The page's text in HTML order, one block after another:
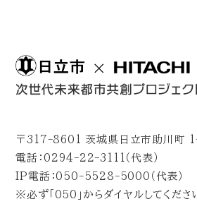
〒317-8601 茨城県日立市助川町
電話：0294-22-3111（代表）
IP電話：050-5528-5000（代表）
※必ず「050」からダイヤルしてくださ